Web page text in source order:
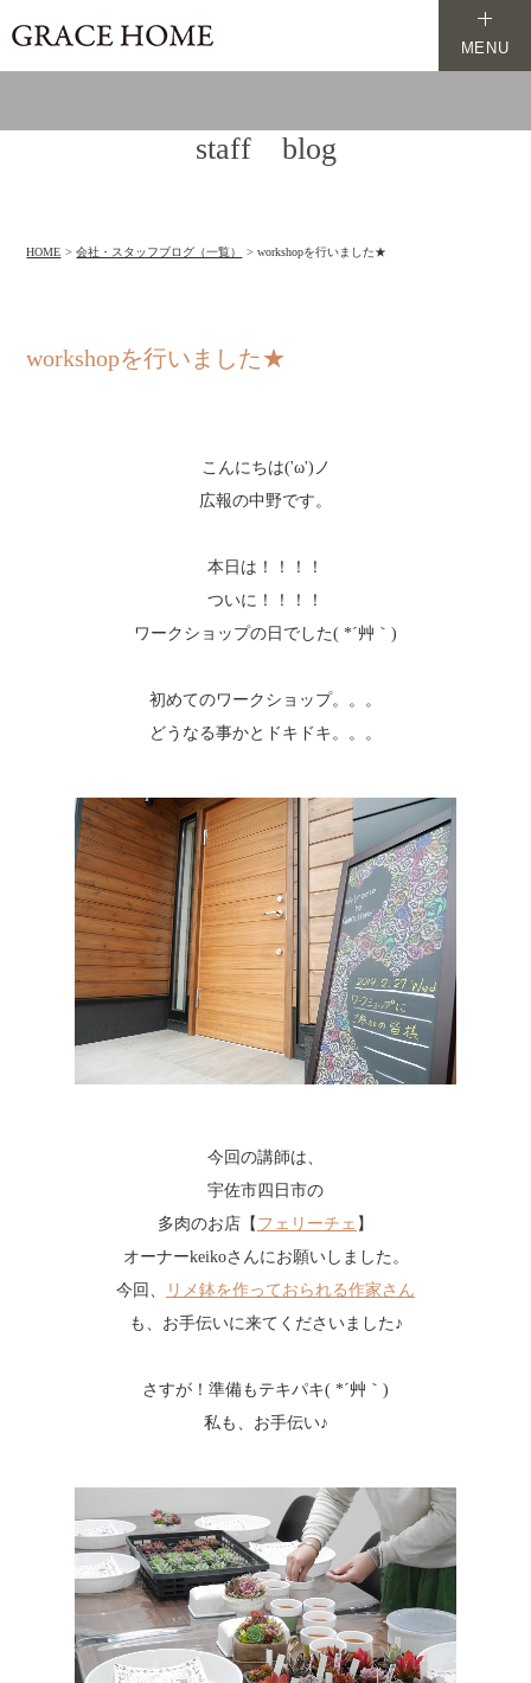
MENU
staff blog
HOME 会社・スタッフブログ（一覧） workshopを行いました★
workshopを行いました★
こんにちは('ω')ノ
広報の中野です。
本日は！！！！
ついに！！！！
ワークショップの日でした( *´艸｀)
初めてのワークショップ。。。
どうなる事かとドキドキ。。。
今回の講師は、
宇佐市四日市の
多肉のお店【 フェリーチェ 】
オーナーkeikoさんにお願いしました。
今回、
リメ鉢を作っておられる作家さん
も、お手伝いに来てくださいました♪
さすが！準備もテキパキ( *´艸｀)
私も、お手伝い♪